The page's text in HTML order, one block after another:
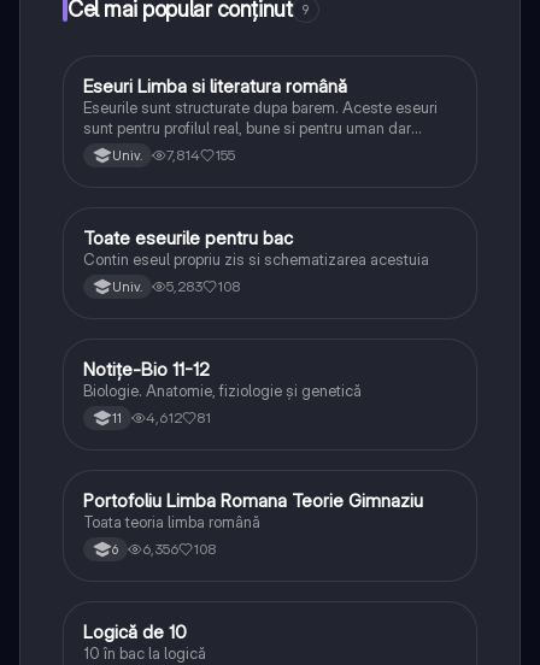
Cel mai popular conținut 9
Limba și literatura română
Eseuri Limba si literatura română
Eseurile sunt structurate dupa barem. Aceste eseuri
sunt pentru profilul real, bune si pentru uman dar
lipsesc relatiile dintre personaje si caracrerizarile.
Univ. 7,814 155
Limba și literatura română
Toate eseurile pentru bac
Contin eseul propriu zis si schematizarea acestuia
Univ. 5,283 108
Biologie
Notițe-Bio 11-12
Biologie. Anatomie, fiziologie și genetică
11 4,612 81
Limba și literatura română
Portofoliu Limba Romana Teorie Gimnaziu
Toata teoria limba română
6 6,356 108
Logică
Logică de 10
10 în bac la logică